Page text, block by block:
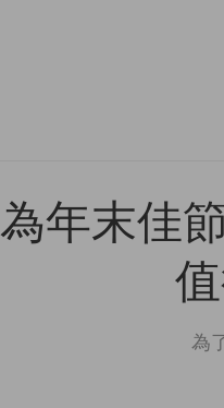
為年末佳
為